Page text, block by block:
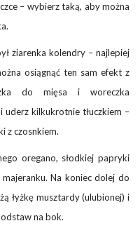
– wybierz taką, aby można
ziarenka kolendry – najlepiej
osiągnąć ten sam efekt z
do mięsa i woreczka
uderz kilkukrotnie tłuczkiem –
z czosnkiem.
oregano, słodkiej papryki
Na koniec dolej do
łyżkę musztardy (ulubionej) i
na bok.